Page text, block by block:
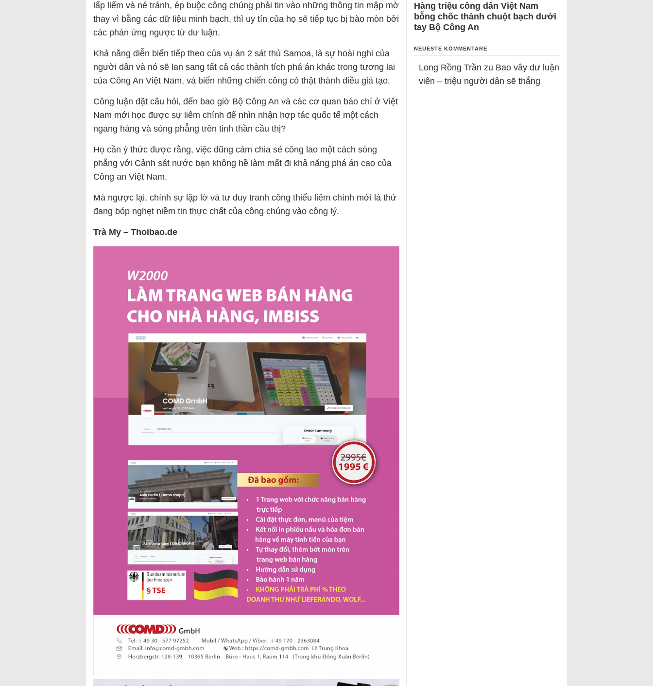
lấp liếm và né tránh, ép buộc công chúng phải tin vào những thông tin mập mờ
thay vì bằng các dữ liệu minh bạch, thì uy tín của họ sẽ tiếp tục bị bào mòn bởi
các phản ứng ngược từ dư luận.
Khả năng diễn biến tiếp theo của vụ án 2 sát thủ Samoa, là sự hoài nghi của
người dân và nó sẽ lan sang tất cả các thành tích phá án khác trong tương lai
của Công An Việt Nam, và biến những chiến công có thật thành điều giả tạo.
Công luận đặt câu hỏi, đến bao giờ Bộ Công An và các cơ quan báo chí ở Việt
Nam mới học được sự liêm chính để nhìn nhận hợp tác quốc tế một cách
ngang hàng và sòng phẳng trên tinh thần cầu thị?
Họ cần ý thức được rằng, việc dũng cảm chia sẻ công lao một cách sòng
phẳng với Cảnh sát nước bạn không hề làm mất đi khả năng phá án cao của
Công an Việt Nam.
Mà ngược lại, chính sự lập lờ và tư duy tranh công thiếu liêm chính mới là thứ
đang bóp nghẹt niềm tin thực chất của công chúng vào công lý.
Trà My – Thoibao.de
Hàng triệu công dân Việt Nam
bỗng chốc thành chuột bạch dưới
tay Bộ Công An
NEUESTE KOMMENTARE
Long Rồng Trần zu Bao vây dư luận
viên – triệu người dân sẽ thắng